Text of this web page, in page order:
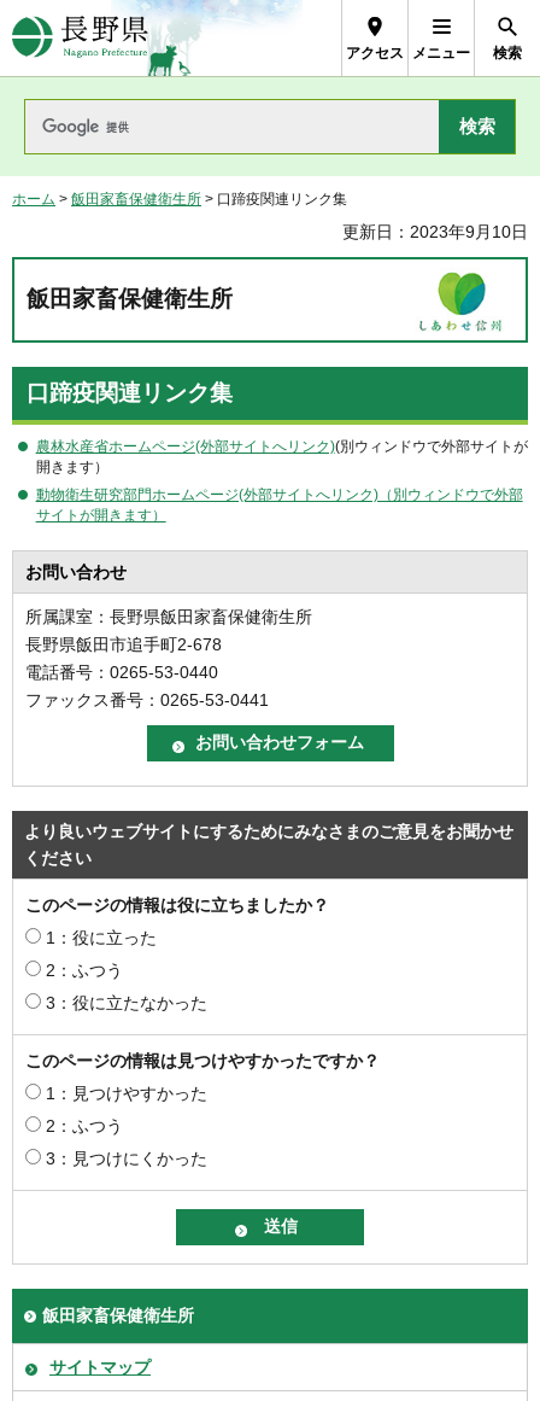
長野県Nagano Prefecture
アクセス メニュー 検索
ホーム > 飯田家畜保健衛生所 > 口蹄疫関連リンク集
更新日：2023年9月10日
飯田家畜保健衛生所
口蹄疫関連リンク集
農林水産省ホームページ(外部サイトへリンク)(別ウィンドウで外部サイトが
開きます）
動物衛生研究部門ホームページ(外部サイトへリンク)（別ウィンドウで外部
サイトが開きます）
お問い合わせ
所属課室：長野県飯田家畜保健衛生所
長野県飯田市追手町2-678
電話番号：0265-53-0440
ファックス番号：0265-53-0441
より良いウェブサイトにするためにみなさまのご意見をお聞かせ
ください
このページの情報は役に立ちましたか？
1：役に立った
2：ふつう
3：役に立たなかった
このページの情報は見つけやすかったですか？
1：見つけやすかった
2：ふつう
3：見つけにくかった
飯田家畜保健衛生所
サイトマップ